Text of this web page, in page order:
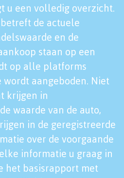
u een volledig overzicht.
de actuele
en de
staan op een
op alle platforms
wordt aangeboden. Niet
krijgen in
waarde van de auto,
in de geregistreerde
over de voorgaande
informatie u graag in
het basisrapport met